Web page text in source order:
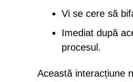
Vi se cere să
Imediat după
procesul.
Această interacțiune